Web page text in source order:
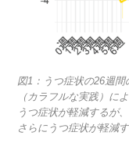
図1：うつ症状の26週
（カラフルな実践）に
うつ症状が軽減するが
さらにうつ症状が軽減